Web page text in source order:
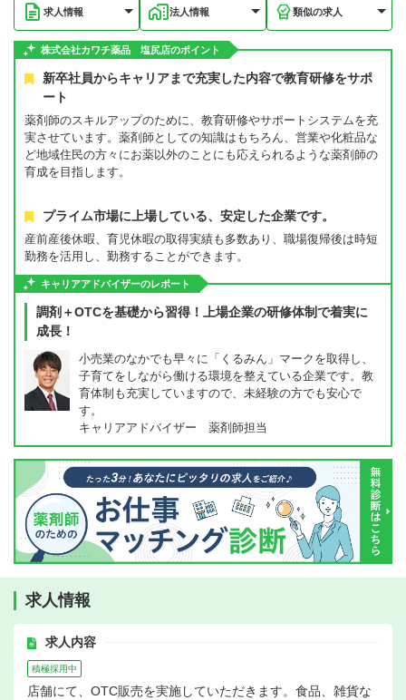
求人情報 法人情報 類似の求人
株式会社カワチ薬品 塩尻店のポイント
新卒社員からキャリアまで充実した内容で教育研修をサポ
ート
薬剤師のスキルアップのために、教育研修やサポートシステムを充
実させています。薬剤師としての知識はもちろん、営業や化粧品な
ど地域住民の方々にお薬以外のことにも応えられるような薬剤師の
育成を目指します。
プライム市場に上場している、安定した企業です。
産前産後休暇、育児休暇の取得実績も多数あり、職場復帰後は時短
勤務を活用し、勤務することができます。
キャリアアドバイザーのレポート
調剤＋OTCを基礎から習得！上場企業の研修体制で着実に
成長！
小売業のなかでも早々に「くるみん」マークを取得し、
子育てをしながら働ける環境を整えている企業です。教
育体制も充実していますので、未経験の方でも安心で
す。
キャリアアドバイザー 薬剤師担当
求人情報
求人内容
積極採用中
店舗にて、OTC販売を実施していただきます。食品、雑貨な